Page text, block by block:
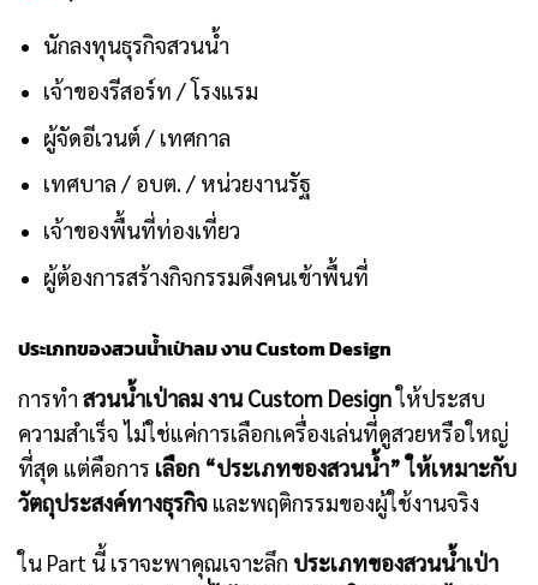
นักลงทุนธุรกิจสวนน้ำ
เจ้าของรีสอร์ท / โรงแรม
ผู้จัดอีเวนต์ / เทศกาล
เทศบาล / อบต. / หน่วยงานรัฐ
เจ้าของพื้นที่ท่องเที่ยว
ผู้ต้องการสร้างกิจกรรมดึงคนเข้าพื้นที่
ประเภทของสวนน้ำเป่าลม งาน Custom Design
การทำ สวนน้ำเป่าลม งาน Custom Designให้ประสบ
ความสำเร็จ ไม่ใช่แค่การเลือกเครื่องเล่นที่ดูสวยหรือใหญ่
ที่สุด แต่คือการ เลือก “ประเภทของสวนน้ำ” ให้เหมาะกับ
วัตถุประสงค์ทางธุรกิจ และพฤติกรรมของผู้ใช้งานจริง
ใน Part นี้ เราจะพาคุณเจาะลึก ประเภทของสวนน้ำเป่า